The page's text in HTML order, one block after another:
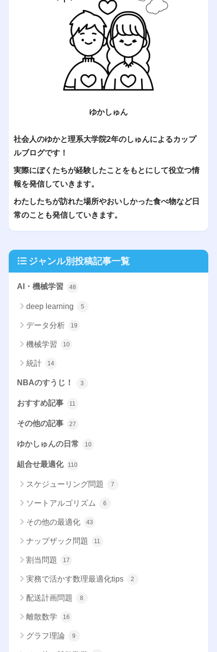
ゆかしゅん
社会人のゆかと理系大学院2年のしゅんによるカップ
ルブログです！
実際にぼくたちが経験したことをもとにして役立つ情
報を発信していきます。
わたしたちが訪れた場所やおいしかった食べ物など日
常のことも発信していきます。
ジャンル別投稿記事一覧
AI・機械学習 48
deep learning 5
データ分析 19
機械学習 10
統計 14
NBAのすうじ！ 3
おすすめ記事 11
その他の記事 27
ゆかしゅんの日常 10
組合せ最適化 110
スケジューリング問題 7
ソートアルゴリズム 6
その他の最適化 43
ナップザック問題 11
割当問題 17
実務で活かす数理最適化tips 2
配送計画問題 8
離散数学 16
グラフ理論 9